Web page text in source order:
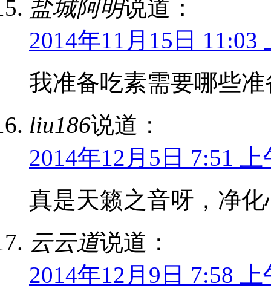
盐城阿明说道：
2014年11月15日 11:03
我准备吃素需要哪些准
liu186说道：
2014年12月5日 7:51 上
真是天籁之音呀，净
云云道说道：
2014年12月9日 7:58 上